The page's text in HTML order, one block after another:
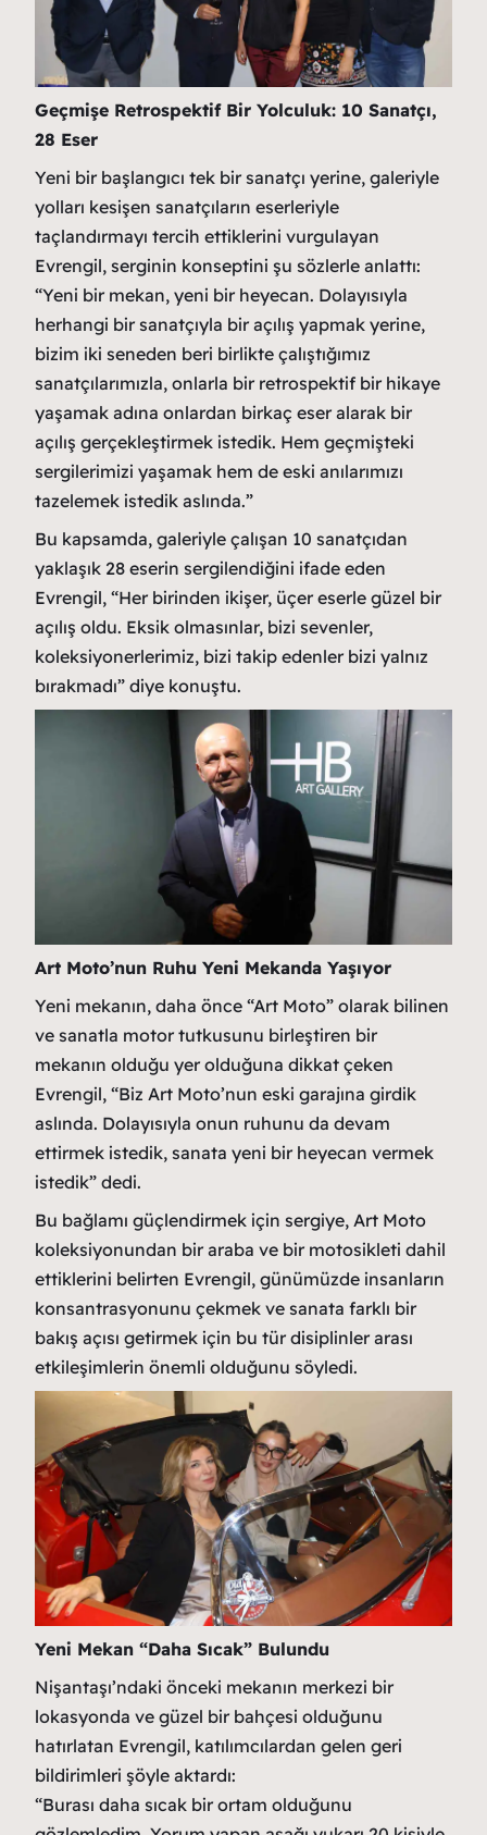
Geçmişe Retrospektif Bir Yolculuk: 10 Sanatçı,
28 Eser
Yeni bir başlangıcı tek bir sanatçı yerine, galeriyle
yolları kesişen sanatçıların eserleriyle
taçlandırmayı tercih ettiklerini vurgulayan
Evrengil, serginin konseptini şu sözlerle anlattı:
“Yeni bir mekan, yeni bir heyecan. Dolayısıyla
herhangi bir sanatçıyla bir açılış yapmak yerine,
bizim iki seneden beri birlikte çalıştığımız
sanatçılarımızla, onlarla bir retrospektif bir hikaye
yaşamak adına onlardan birkaç eser alarak bir
açılış gerçekleştirmek istedik. Hem geçmişteki
sergilerimizi yaşamak hem de eski anılarımızı
tazelemek istedik aslında.”
Bu kapsamda, galeriyle çalışan 10 sanatçıdan
yaklaşık 28 eserin sergilendiğini ifade eden
Evrengil, “Her birinden ikişer, üçer eserle güzel bir
açılış oldu. Eksik olmasınlar, bizi sevenler,
koleksiyonerlerimiz, bizi takip edenler bizi yalnız
bırakmadı” diye konuştu.
Art Moto’nun Ruhu Yeni Mekanda Yaşıyor
Yeni mekanın, daha önce “Art Moto” olarak bilinen
ve sanatla motor tutkusunu birleştiren bir
mekanın olduğu yer olduğuna dikkat çeken
Evrengil, “Biz Art Moto’nun eski garajına girdik
aslında. Dolayısıyla onun ruhunu da devam
ettirmek istedik, sanata yeni bir heyecan vermek
istedik” dedi.
Bu bağlamı güçlendirmek için sergiye, Art Moto
koleksiyonundan bir araba ve bir motosikleti dahil
ettiklerini belirten Evrengil, günümüzde insanların
konsantrasyonunu çekmek ve sanata farklı bir
bakış açısı getirmek için bu tür disiplinler arası
etkileşimlerin önemli olduğunu söyledi.
Yeni Mekan “Daha Sıcak” Bulundu
Nişantaşı’ndaki önceki mekanın merkezi bir
lokasyonda ve güzel bir bahçesi olduğunu
hatırlatan Evrengil, katılımcılardan gelen geri
bildirimleri şöyle aktardı:
“Burası daha sıcak bir ortam olduğunu